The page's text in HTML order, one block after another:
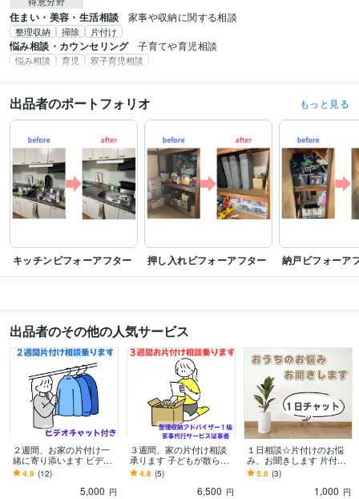
住まい・美容・生活相談 家事や収納に関する相談
整理収納 掃除 片付け
悩み相談・カウンセリング 子育てや育児相談
悩み相談 育児 双子育児相談
出品者のポートフォリオ もっと見る
キッチンビフォーアフター 押し入れビフォーアフター 納戸ビフォーア
出品者のその他の人気サービス
２週間、お家の片付け一
緒に寄り添います ビデオ
通話とメッセージを通し
てお家のお悩み解決しま
4.9 (12)
5,000 円
３週間、家の片付け相談
承ります 子どもが散らか
してもスッキリ暮らせる
家を目指しませんか？
4.8 (5)
6,500 円
１日相談☆片付けのお悩
み、お聞きします 片付け
たいけど踏み出せない、
そんなあなたの背中を押
5.0 (3)
1,000 円